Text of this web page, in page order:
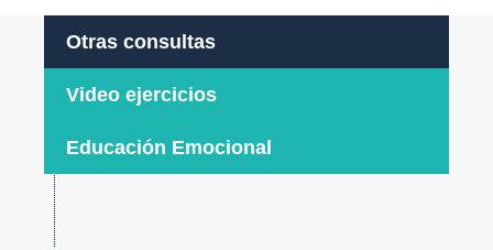
Otras consultas
Video ejercicios
Educación Emocional